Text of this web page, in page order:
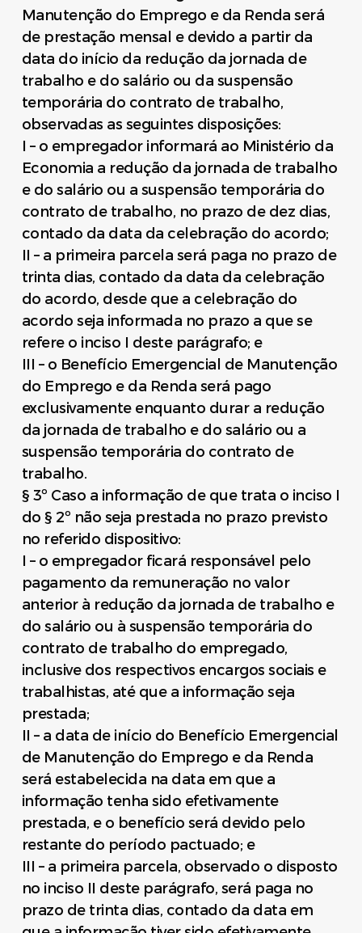
Manutenção do Emprego e da Renda será
de prestação mensal e devido a partir da
data do início da redução da jornada de
trabalho e do salário ou da suspensão
temporária do contrato de trabalho,
observadas as seguintes disposições:
I – o empregador informará ao Ministério da
Economia a redução da jornada de trabalho
e do salário ou a suspensão temporária do
contrato de trabalho, no prazo de dez dias,
contado da data da celebração do acordo;
II – a primeira parcela será paga no prazo de
trinta dias, contado da data da celebração
do acordo, desde que a celebração do
acordo seja informada no prazo a que se
refere o inciso I deste parágrafo; e
III – o Benefício Emergencial de Manutenção
do Emprego e da Renda será pago
exclusivamente enquanto durar a redução
da jornada de trabalho e do salário ou a
suspensão temporária do contrato de
trabalho.
§ 3º Caso a informação de que trata o inciso I
do § 2º não seja prestada no prazo previsto
no referido dispositivo:
I – o empregador ficará responsável pelo
pagamento da remuneração no valor
anterior à redução da jornada de trabalho e
do salário ou à suspensão temporária do
contrato de trabalho do empregado,
inclusive dos respectivos encargos sociais e
trabalhistas, até que a informação seja
prestada;
II – a data de início do Benefício Emergencial
de Manutenção do Emprego e da Renda
será estabelecida na data em que a
informação tenha sido efetivamente
prestada, e o benefício será devido pelo
restante do período pactuado; e
III – a primeira parcela, observado o disposto
no inciso II deste parágrafo, será paga no
prazo de trinta dias, contado da data em